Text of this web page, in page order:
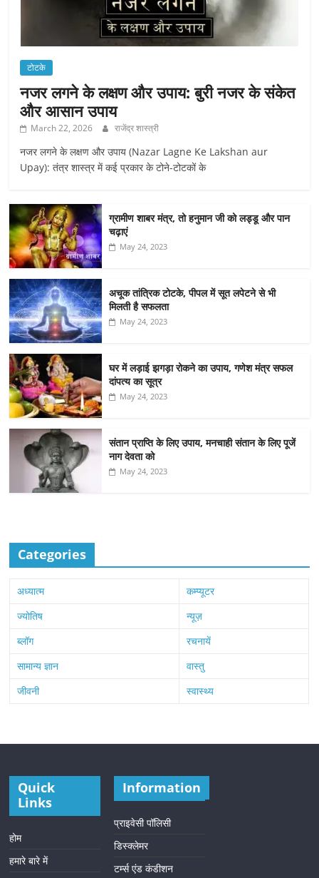
टोटके
नजर लगने के लक्षण और उपाय: बुरी नजर के संकेत
और आसान उपाय
March 22, 2026 राजेंद्र शास्त्री
नजर लगने के लक्षण और उपाय (Nazar Lagne Ke Lakshan aur
Upay): तंत्र शास्त्र में कई प्रकार के टोने-टोटकों के
ग्रामीण शाबर मंत्र, तो हनुमान जी को लड्डू और पान
चढ़ाएं
May 24, 2023
अचूक तांत्रिक टोटके, पीपल में सूत लपेटने से भी
मिलती है सफलता
May 24, 2023
घर में लड़ाई झगड़ा रोकने का उपाय, गणेश मंत्र सफल
दांपत्य का सूत्र
May 24, 2023
संतान प्राप्ति के लिए उपाय, मनचाही संतान के लिए पूजें
नाग देवता को
May 24, 2023
Categories
अध्यात्म
कम्प्यूटर
ज्योतिष
न्यूज़
ब्लॉग
रचनायें
सामान्य ज्ञान
वास्तु
जीवनी
स्वास्थ्य
Quick
Links
होम
हमारे बारे में
Information
प्राइवेसी पॉलिसी
डिस्क्लेमर
टर्म्स एंड कंडीशन